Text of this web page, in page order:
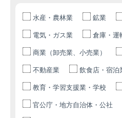
水産・農林業 鉱業
電気・ガス業 倉庫・運
商業（卸売業、小売業）
不動産業 飲食店・宿泊
教育・学習支援業・学校
官公庁・地方自治体・公社